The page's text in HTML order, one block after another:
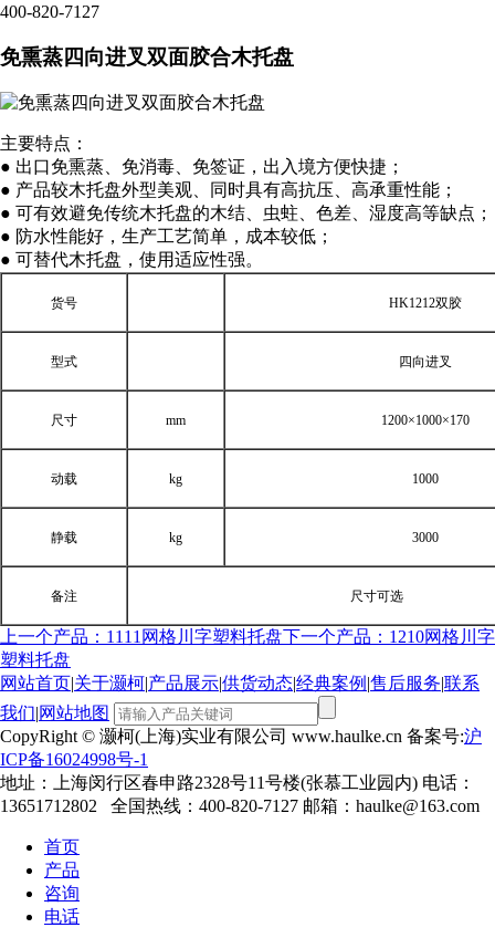
400-820-7127
免熏蒸四向进叉双面胶合木托盘
主要特点：
● 出口免熏蒸、免消毒、免签证，出入境方便快捷；
● 产品较木托盘外型美观、同时具有高抗压、高承重性能；
● 可有效避免传统木托盘的木结、虫蛀、色差、湿度高等缺点；
● 防水性能好，生产工艺简单，成本较低；
● 可替代木托盘，使用适应性强。
货号 HK1212双胶
型式 四向进叉
尺寸 mm 1200×1000×170
动载 kg 1000
静载 kg 3000
备注 尺寸可选
上一个产品：1111网格川字塑料托盘下一个产品：1210网格川字
塑料托盘
网站首页|关于灏柯|产品展示|供货动态|经典案例 |售后服务|联系
我们|网站地图
CopyRight © 灏柯(上海)实业有限公司 www.haulke.cn 备案号:沪
ICP备16024998号-1
地址：上海闵行区春申路2328号11号楼(张慕工业园内) 电话：
13651712802 全国热线：400-820-7127 邮箱：haulke@163.com
首页
产品
咨询
电话